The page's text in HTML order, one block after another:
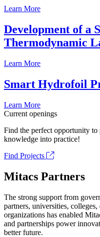
Learn More
Development of a
Thermodynamic
Learn More
Smart Hydrofoil
Learn More
Current openings
Find the perfect opportunity
knowledge into practice!
Find Projects
Mitacs Partners
The strong support from
partners, universities,
organizations has enabled
and partnerships power
better future.